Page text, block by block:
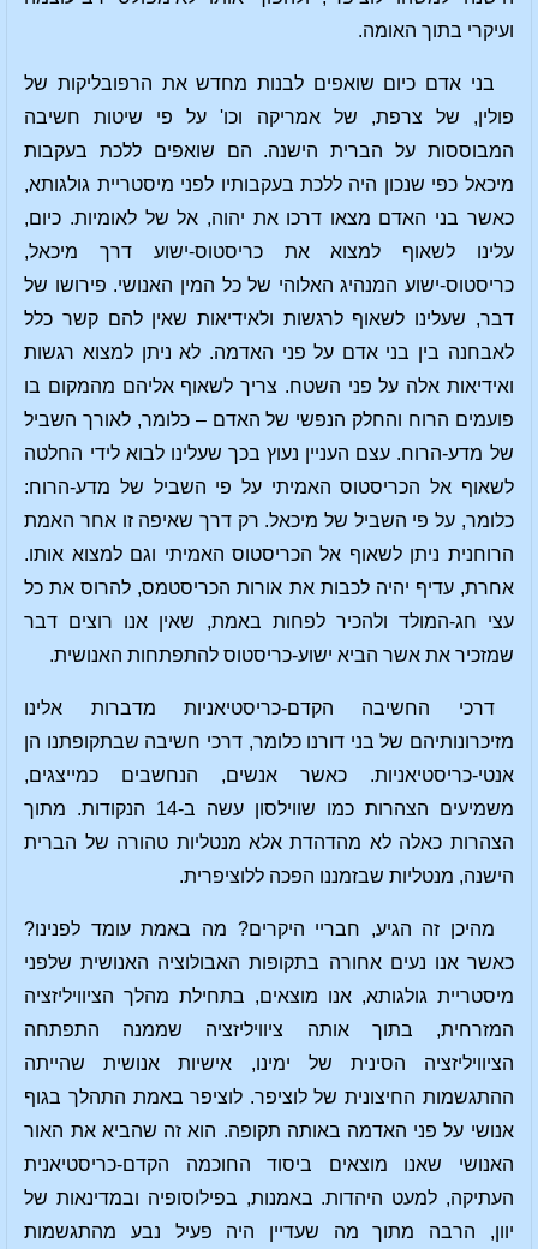
ועיקרי בתוך האומה.
בני אדם כיום שואפים לבנות מחדש את הרפובליקות של
פולין, של צרפת, של אמריקה וכו' על פי שיטות חשיבה
המבוססות על הברית הישנה. הם שואפים ללכת בעקבות
מיכאל כפי שנכון היה ללכת בעקבותיו לפני מיסטריית גולגותא,
כאשר בני האדם מצאו דרכו את יהוה, אל של לאומיות. כיום,
עלינו לשאוף למצוא את כריסטוס-ישוע דרך מיכאל,
כריסטוס-ישוע המנהיג האלוהי של כל המין האנושי. פירושו של
דבר, שעלינו לשאוף לרגשות ולאידיאות שאין להם קשר כלל
לאבחנה בין בני אדם על פני האדמה. לא ניתן למצוא רגשות
ואידיאות אלה על פני השטח. צריך לשאוף אליהם מהמקום בו
פועמים הרוח והחלק הנפשי של האדם – כלומר, לאורך השביל
של מדע-הרוח. עצם העניין נעוץ בכך שעלינו לבוא לידי החלטה
לשאוף אל הכריסטוס האמיתי על פי השביל של מדע-הרוח:
כלומר, על פי השביל של מיכאל. רק דרך שאיפה זו אחר האמת
הרוחנית ניתן לשאוף אל הכריסטוס האמיתי וגם למצוא אותו.
אחרת, עדיף יהיה לכבות את אורות הכריסטמס, להרוס את כל
עצי חג-המולד ולהכיר לפחות באמת, שאין אנו רוצים דבר
שמזכיר את אשר הביא ישוע-כריסטוס להתפתחות האנושית.
דרכי החשיבה הקדם-כריסטיאניות מדברות אלינו
מזיכרונותיהם של בני דורנו כלומר, דרכי חשיבה שבתקופתנו הן
אנטי-כריסטיאניות. כאשר אנשים, הנחשבים כמייצגים,
משמיעים הצהרות כמו שווילסון עשה ב-14 הנקודות. מתוך
הצהרות כאלה לא מהדהדת אלא מנטליות טהורה של הברית
הישנה, ​​מנטליות שבזמננו הפכה ללוציפרית.
מהיכן זה הגיע, חבריי היקרים? מה באמת עומד לפנינו?
כאשר אנו נעים אחורה בתקופות האבולוציה האנושית שלפני
מיסטריית גולגותא, אנו מוצאים, בתחילת מהלך הציוויליזציה
המזרחית, בתוך אותה ציוויליזציה שממנה התפתחה
הציוויליזציה הסינית של ימינו, אישיות אנושית שהייתה
ההתגשמות החיצונית של לוציפר. לוציפר באמת התהלך בגוף
אנושי על פני האדמה באותה תקופה. הוא זה שהביא את האור
האנושי שאנו מוצאים ביסוד החוכמה הקדם-כריסטיאנית
העתיקה, למעט היהדות. באמנות, בפילוסופיה ובמדינאות של
יוון, הרבה מתוך מה שעדיין היה פעיל נבע מהתגשמות